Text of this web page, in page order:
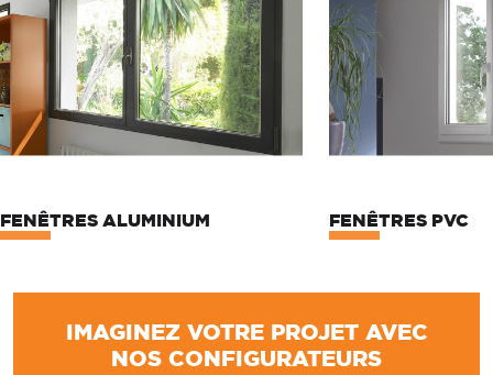
FENÊTRES ALUMINIUM FENÊTRES PVC
IMAGINEZ VOTRE PROJET AVEC
NOS CONFIGURATEURS